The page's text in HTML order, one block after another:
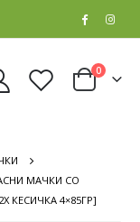
0
МАЧКИ СО
КЕСИЧКА 4×85ГР]